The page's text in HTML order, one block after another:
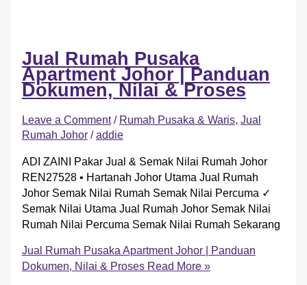
Jual Rumah Pusaka
Apartment Johor | Panduan
Dokumen, Nilai & Proses
Leave a Comment / Rumah Pusaka & Waris, Jual
Rumah Johor/addie
ADI ZAINI Pakar Jual & Semak Nilai Rumah Johor
REN27528 • Hartanah Johor Utama Jual Rumah
Johor Semak Nilai Rumah Semak Nilai Percuma ✓
Semak Nilai Utama Jual Rumah Johor Semak Nilai
Rumah Nilai Percuma Semak Nilai Rumah Sekarang
Jual Rumah Pusaka Apartment Johor | Panduan
Dokumen, Nilai & ProsesRead More »